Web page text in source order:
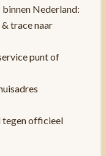
Nederland:
trace naar
punt of
tegen officieel